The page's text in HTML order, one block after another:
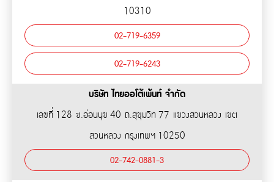
10310
02-719-6359
02-719-6243
บริษัท ไทยออโต้เพ้นท์ จำกัด
เลขที่ 128 ซ.อ่อนนุช 40 ถ.สุขุมวิท 77 แขวงสวนหลวง เขต
สวนหลวง กรุงเทพฯ 10250
02-742-0881-3